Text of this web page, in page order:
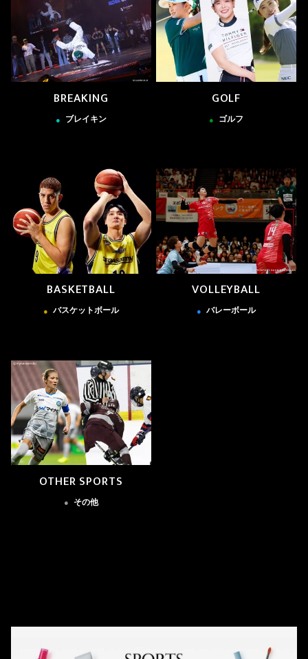
BREAKING
● ブレイキン
GOLF
● ゴルフ
BASKETBALL
● バスケットボール
VOLLEYBALL
● バレーボール
OTHER SPORTS
● その他